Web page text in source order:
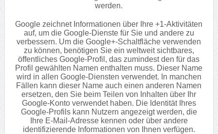
werden.
Google zeichnet Informationen über Ihre +1-Aktivitäten
auf, um die Google-Dienste für Sie und andere zu
verbessern. Um die Google+-Schaltfläche verwenden
zu können, benötigen Sie ein weltweit sichtbares,
öffentliches Google-Profil, das zumindest den für das
Profil gewählten Namen enthalten muss. Dieser Name
wird in allen Google-Diensten verwendet. In manchen
Fällen kann dieser Name auch einen anderen Namen
ersetzen, den Sie beim Teilen von Inhalten über Ihr
Google-Konto verwendet haben. Die Identität Ihres
Google-Profils kann Nutzern angezeigt werden, die
Ihre E-Mail-Adresse kennen oder über andere
identifizierende Informationen von Ihnen verfügen.